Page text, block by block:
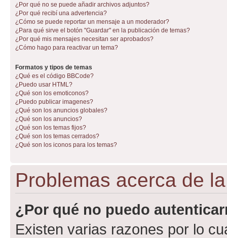
¿Por qué no se puede añadir archivos adjuntos?
¿Por qué recibí una advertencia?
¿Cómo se puede reportar un mensaje a un moderador?
¿Para qué sirve el botón "Guardar" en la publicación de temas?
¿Por qué mis mensajes necesitan ser aprobados?
¿Cómo hago para reactivar un tema?
Formatos y tipos de temas
¿Qué es el código BBCode?
¿Puedo usar HTML?
¿Qué son los emoticonos?
¿Puedo publicar imagenes?
¿Qué son los anuncios globales?
¿Qué son los anuncios?
¿Qué son los temas fijos?
¿Qué son los temas cerrados?
¿Qué son los iconos para los temas?
Problemas acerca de
¿Por qué no puedo
Existen varias razones por lo